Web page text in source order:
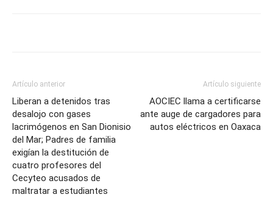
Artículo anterior
Liberan a detenidos tras
desalojo con gases
lacrimógenos en San Dionisio
del Mar; Padres de familia
exigían la destitución de
cuatro profesores del
Cecyteo acusados de
maltratar a estudiantes
Artículo siguiente
AOCIEC llama a certificarse
ante auge de cargadores para
autos eléctricos en Oaxaca